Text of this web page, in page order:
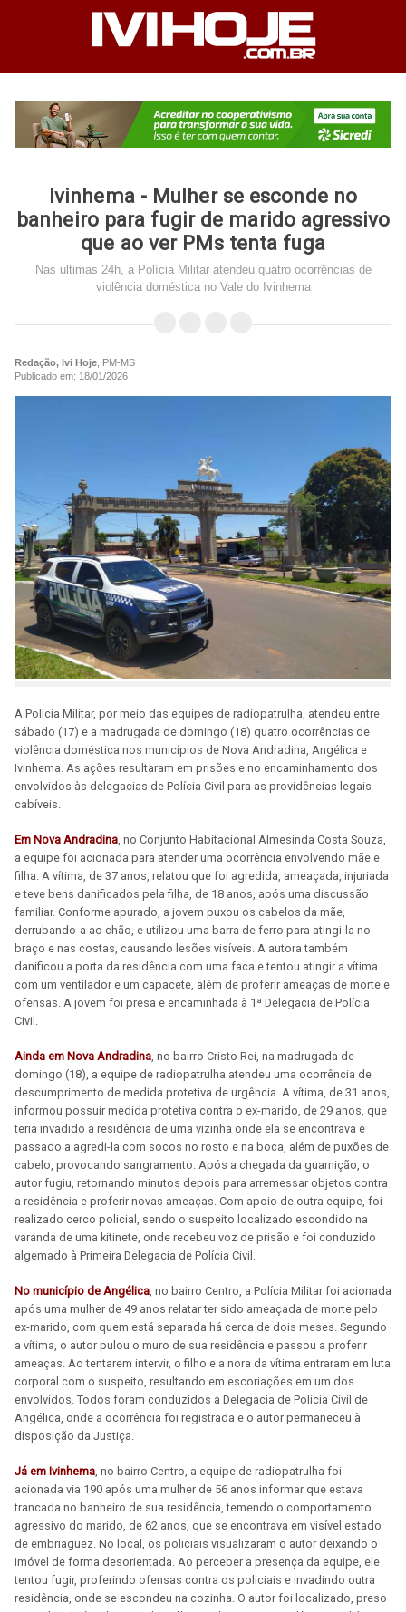
Ivinhema - Mulher se esconde no
banheiro para fugir de marido agressivo
que ao ver PMs tenta fuga
Nas ultimas 24h, a Polícia Militar atendeu quatro ocorrências de
violência doméstica no Vale do Ivinhema
Redação, Ivi Hoje , PM-MS
Publicado em: 18/01/2026
A Polícia Militar, por meio das equipes de radiopatrulha, atendeu entre
sábado (17) e a madrugada de domingo (18) quatro ocorrências de
violência doméstica nos municípios de Nova Andradina, Angélica e
Ivinhema. As ações resultaram em prisões e no encaminhamento dos
envolvidos às delegacias de Polícia Civil para as providências legais
cabíveis.
Em Nova Andradina , no Conjunto Habitacional Almesinda Costa Souza,
a equipe foi acionada para atender uma ocorrência envolvendo mãe e
filha. A vítima, de 37 anos, relatou que foi agredida, ameaçada, injuriada
e teve bens danificados pela filha, de 18 anos, após uma discussão
familiar. Conforme apurado, a jovem puxou os cabelos da mãe,
derrubando-a ao chão, e utilizou uma barra de ferro para atingi-la no
braço e nas costas, causando lesões visíveis. A autora também
danificou a porta da residência com uma faca e tentou atingir a vítima
com um ventilador e um capacete, além de proferir ameaças de morte e
ofensas. A jovem foi presa e encaminhada à 1ª Delegacia de Polícia
Civil.
Ainda em Nova Andradina , no bairro Cristo Rei, na madrugada de
domingo (18), a equipe de radiopatrulha atendeu uma ocorrência de
descumprimento de medida protetiva de urgência. A vítima, de 31 anos,
informou possuir medida protetiva contra o ex-marido, de 29 anos, que
teria invadido a residência de uma vizinha onde ela se encontrava e
passado a agredi-la com socos no rosto e na boca, além de puxões de
cabelo, provocando sangramento. Após a chegada da guarnição, o
autor fugiu, retornando minutos depois para arremessar objetos contra
a residência e proferir novas ameaças. Com apoio de outra equipe, foi
realizado cerco policial, sendo o suspeito localizado escondido na
varanda de uma kitinete, onde recebeu voz de prisão e foi conduzido
algemado à Primeira Delegacia de Polícia Civil.
No município de Angélica, no bairro Centro, a Polícia Militar foi acionada
após uma mulher de 49 anos relatar ter sido ameaçada de morte pelo
ex-marido, com quem está separada há cerca de dois meses. Segundo
a vítima, o autor pulou o muro de sua residência e passou a proferir
ameaças. Ao tentarem intervir, o filho e a nora da vítima entraram em luta
corporal com o suspeito, resultando em escoriações em um dos
envolvidos. Todos foram conduzidos à Delegacia de Polícia Civil de
Angélica, onde a ocorrência foi registrada e o autor permaneceu à
disposição da Justiça.
Já em Ivinhema, no bairro Centro, a equipe de radiopatrulha foi
acionada via 190 após uma mulher de 56 anos informar que estava
trancada no banheiro de sua residência, temendo o comportamento
agressivo do marido, de 62 anos, que se encontrava em visível estado
de embriaguez. No local, os policiais visualizaram o autor deixando o
imóvel de forma desorientada. Ao perceber a presença da equipe, ele
tentou fugir, proferindo ofensas contra os policiais e invadindo outra
residência, onde se escondeu na cozinha. O autor foi localizado, preso